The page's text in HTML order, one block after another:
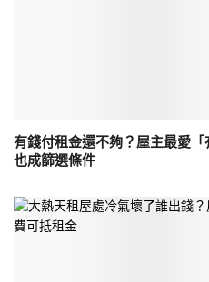
有錢付租金還不夠？屋主最愛
也成篩選條件